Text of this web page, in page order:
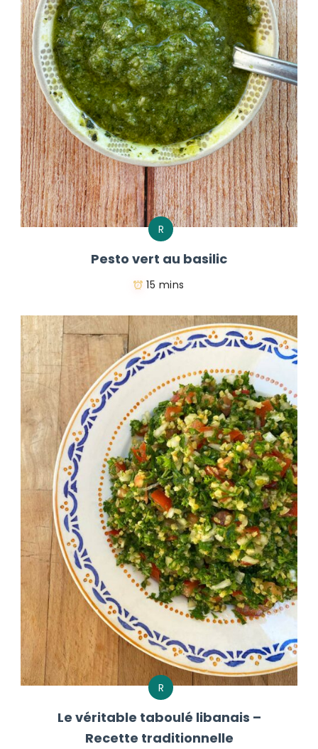
R
Pesto vert au basilic
15 mins
R
Le véritable taboulé libanais –
Recette traditionnelle